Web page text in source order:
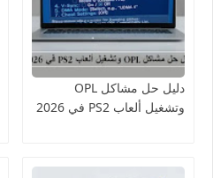
دليل حل مشاكل OPL
وتشغيل ألعاب PS2 في 2026